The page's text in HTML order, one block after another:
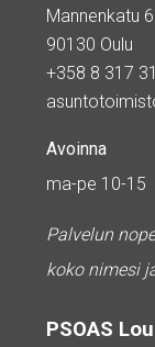
Mannenkatu
90130 Oulu
+358 8 317
Avoinna
ma-pe 10-15
Palvelun
koko nimesi
PSOAS